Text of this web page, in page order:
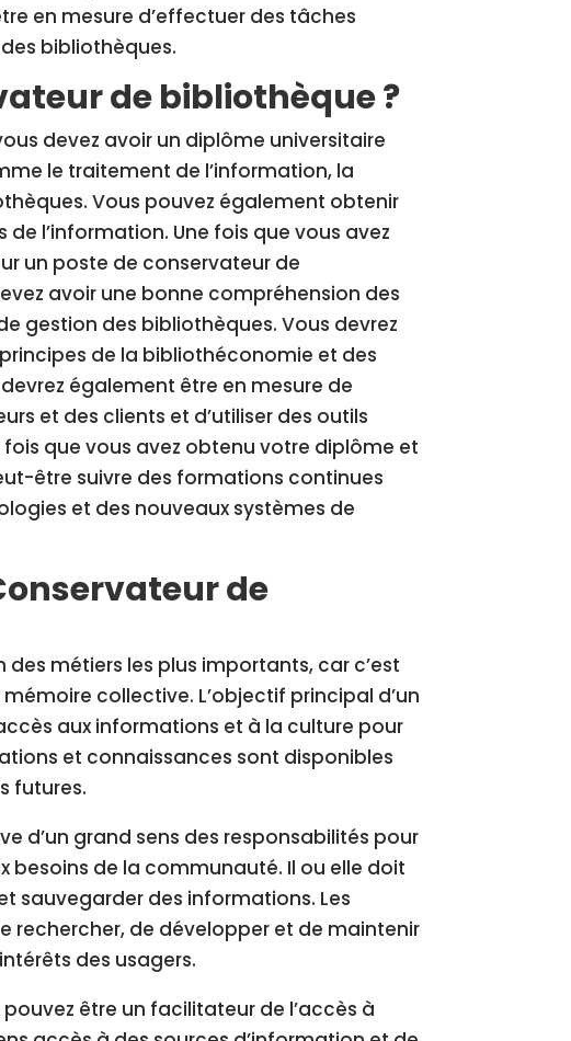
en mesure d’effectuer des tâches
bibliothèques.
de bibliothèque ?
devez avoir un diplôme universitaire
le traitement de l’information, la
Vous pouvez également obtenir
l’information. Une fois que vous avez
un poste de conservateur de
avoir une bonne compréhension des
gestion des bibliothèques. Vous devrez
de la bibliothéconomie et des
également être en mesure de
et des clients et d’utiliser des outils
que vous avez obtenu votre diplôme et
être suivre des formations continues
et des nouveaux systèmes de
de
métiers les plus importants, car c’est
collective. L’objectif principal d’un
aux informations et à la culture pour
et connaissances sont disponibles
futures.
d’un grand sens des responsabilités pour
besoins de la communauté. Il ou elle doit
sauvegarder des informations. Les
rechercher, de développer et de maintenir
des usagers.
être un facilitateur de l’accès à